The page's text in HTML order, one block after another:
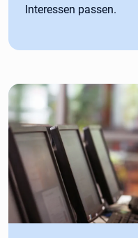
Interessen passen.